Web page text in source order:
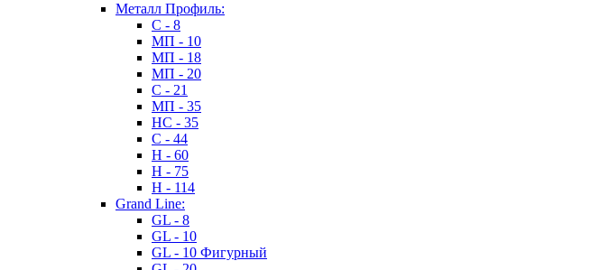
Металл Профиль:
C - 8
МП - 10
МП - 18
МП - 20
C - 21
МП - 35
HC - 35
C - 44
H - 60
H - 75
H - 114
Grand Line:
GL - 8
GL - 10
GL - 10 Фигурный